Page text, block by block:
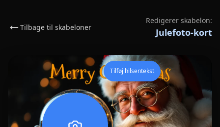
Tilbage til skabeloner
Redigerer skabelon:
Julefoto-kort
Tilføj hilsentekst